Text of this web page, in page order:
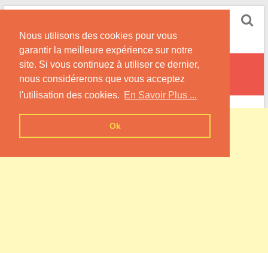
Nous utilisons des cookies pour vous
garantir la meilleure expérience sur notre
site. Si vous continuez à utiliser ce dernier,
nous considérerons que vous acceptez
l'utilisation des cookies. En Savoir Plus ...
Ok
Skip
content
Informations sur les Pompes à Chaleur
Réning